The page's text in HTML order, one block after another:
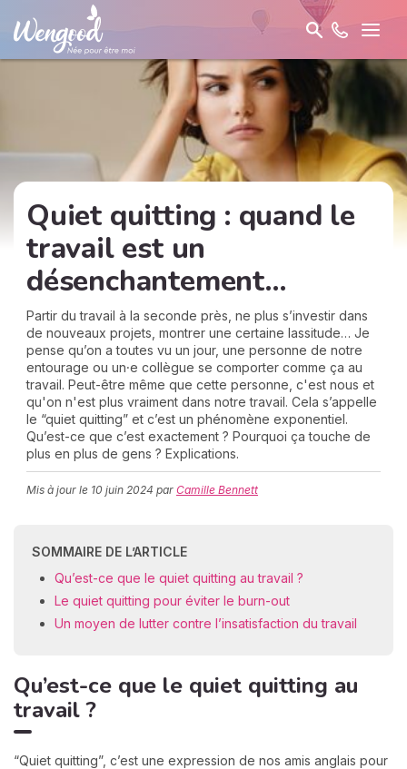
Quiet quitting : quand le
travail est un
désenchantement…
Partir du travail à la seconde près, ne plus s’investir dans
de nouveaux projets, montrer une certaine lassitude… Je
pense qu’on a toutes vu un jour, une personne de notre
entourage ou un⸱e collègue se comporter comme ça au
travail. Peut-être même que cette personne, c'est nous et
qu'on n'est plus vraiment dans notre travail. Cela s’appelle
le “quiet quitting” et c’est un phénomène exponentiel.
Qu’est-ce que c’est exactement ? Pourquoi ça touche de
plus en plus de gens ? Explications.
Mis à jour le 10 juin 2024 par Camille Bennett
SOMMAIRE DE L’ARTICLE
Qu’est-ce que le quiet quitting au travail ?
Le quiet quitting pour éviter le burn-out
Un moyen de lutter contre l’insatisfaction du travail
Qu’est-ce que le quiet quitting au
travail ?
“Quiet quitting”, c’est une expression de nos amis anglais pour